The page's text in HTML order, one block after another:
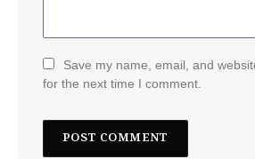
Save my name, email, and
for the next time I comment.